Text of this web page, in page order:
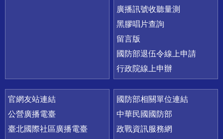
廣播訊號收聽量測
黑膠唱片查詢
留言版
國防部退伍令線上申請
行政院線上申辦
官網友站連結
公營廣播電臺
臺北國際社區廣播電臺
國防部相關單位連結
中華民國國防部
政戰資訊服務網